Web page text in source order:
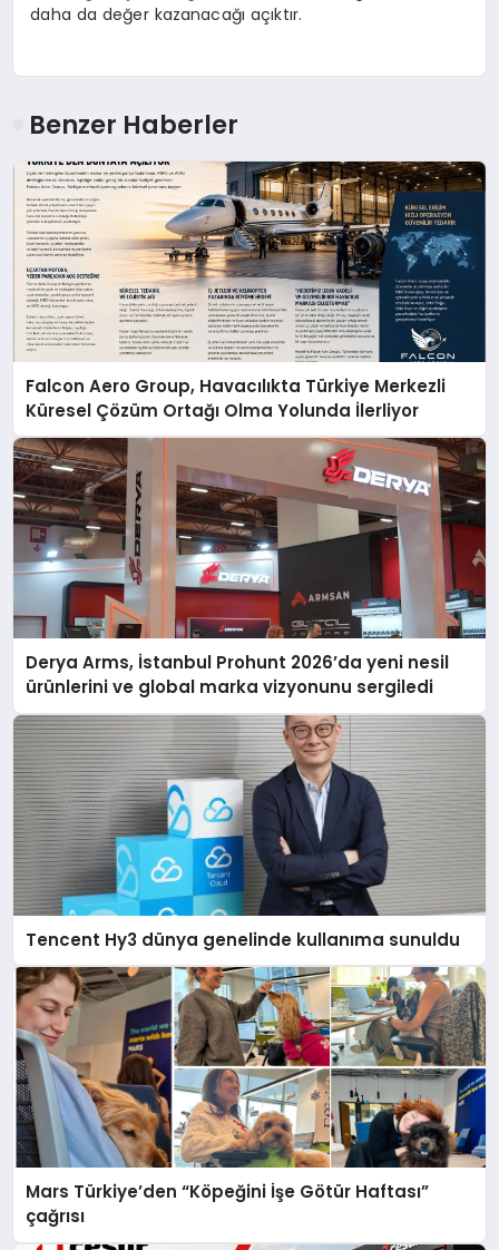
daha da değer kazanacağı açıktır.
Benzer Haberler
Falcon Aero Group, Havacılıkta Türkiye Merkezli
Küresel Çözüm Ortağı Olma Yolunda İlerliyor
Derya Arms, İstanbul Prohunt 2026’da yeni nesil
ürünlerini ve global marka vizyonunu sergiledi
Tencent Hy3 dünya genelinde kullanıma sunuldu
Mars Türkiye’den “Köpeğini İşe Götür Haftası”
çağrısı